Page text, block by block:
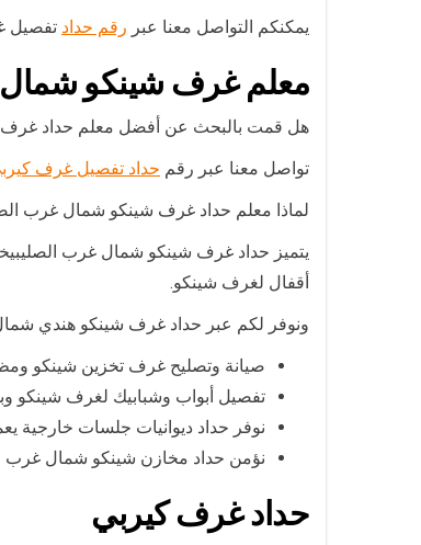
يمكنكم التواصل معنا عبر رقم حداد تفصيل
معلم غرف شينكو شمال
هل قمت بالبحث عن أفضل معلم حداد غرف
تواصل معنا عبر رقم حداد تفصيل غرف
لماذا معلم حداد غرف شينكو شمال غرب
يتميز حداد غرف شينكو شمال غرب
أقفال لغرف شينكو.
ونوفر لكم عبر حداد غرف شينكو هندي
صيانة وتصليح غرف تخزين شينكو
تفصيل أبواب وشبابيك لغرف شينكو
نوفر حداد ديوانيات جلسات خارجية
نؤمن حداد مخازن شينكو شمال غرب
حداد غرف كيربي